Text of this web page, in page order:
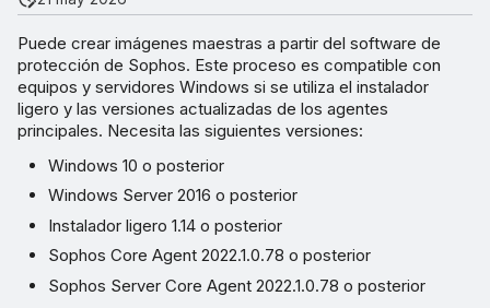
한국어
Português
中文（繁體）
el equipo virtual es un clon
Modo de notificación de
imagen maestra
Ejecutar un script de
postsincronización
Puede crear imágenes maestras a partir del software de
protección de Sophos. Este proceso es compatible con
equipos y servidores Windows si se utiliza el instalador
ligero y las versiones actualizadas de los agentes
principales. Necesita las siguientes versiones:
Windows 10 o posterior
Windows Server 2016 o posterior
Instalador ligero 1.14 o posterior
Sophos Core Agent 2022.1.0.78 o posterior
Sophos Server Core Agent 2022.1.0.78 o posterior